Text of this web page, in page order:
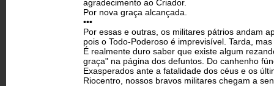
agradecimento ao Criador.
Por nova graça alcançada.
•••
Por essas e outras, os militares pátrios andam
pois o Todo-Poderoso é imprevisível. Tarda,
É realmente duro saber que existe algum
graça" na página dos defuntos. Do canhenho
Exasperados ante a fatalidade dos céus e os
Riocentro, nossos bravos militares chegam a